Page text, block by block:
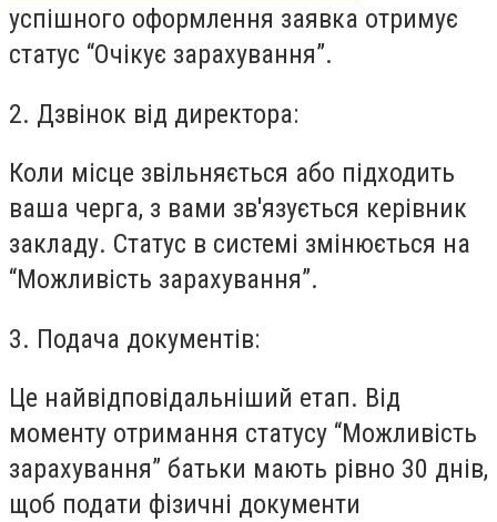
успішного оформлення заявка отримує
статус “Очікує зарахування”.
2. Дзвінок від директора:
Коли місце звільняється або підходить
ваша черга, з вами зв'язується керівник
закладу. Статус в системі змінюється на
“Можливість зарахування”.
3. Подача документів:
Це найвідповідальніший етап. Від
моменту отримання статусу “Можливість
зарахування” батьки мають рівно 30 днів,
щоб подати фізичні документи